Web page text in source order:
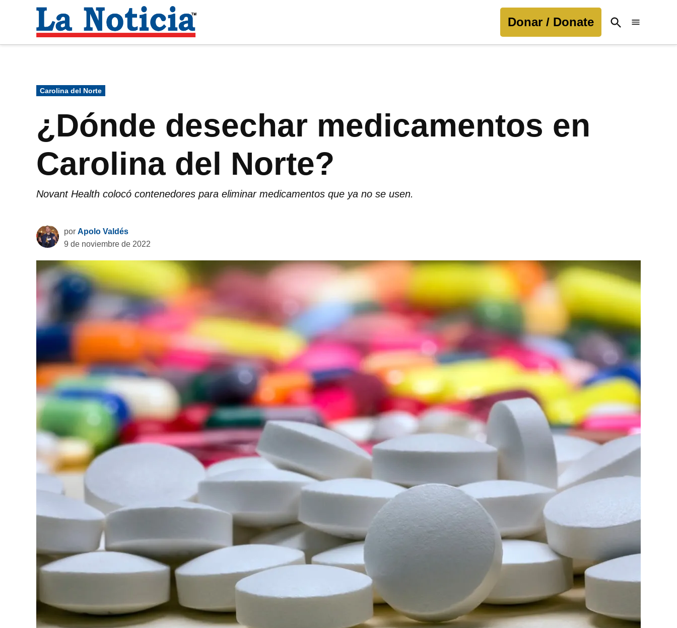
contenido
Noticia
Donar / Donate
Open
Search
Publicado
en
Carolina del Norte
¿Dónde desechar medicamentos en
Carolina del Norte?
Novant Health colocó contenedores para eliminar medicamentos que ya no se usen.
por Apolo Valdés
9 de noviembre de 2022